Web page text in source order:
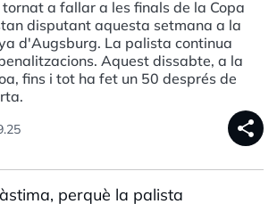
a fallar a les finals de la Copa
disputant aquesta setmana a la
d'Augsburg. La palista continua
Aquest dissabte, a la
fins i tot ha fet un 50 després de
share
perquè la palista